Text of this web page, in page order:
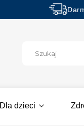
Dla dzieci